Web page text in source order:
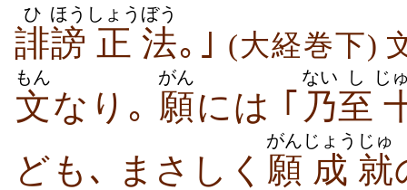
誹
ひ
謗
ほう
正
しょう
法
ぼう
｡｣ (大経巻下)
文
もん
なり｡ 願
がん
には ｢ 乃
ない
至
し じ
ども､ まさしく 願
がん
成
じょう
就
じゅ